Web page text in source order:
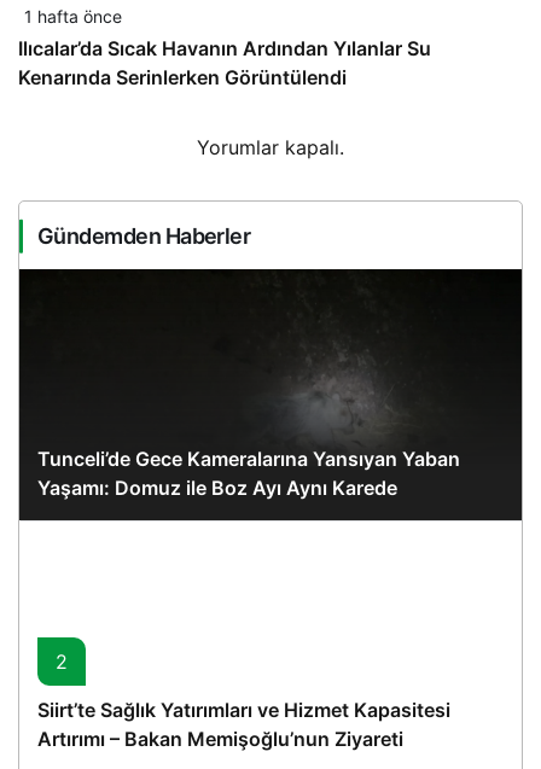
1 hafta önce
Ilıcalar’da Sıcak Havanın Ardından Yılanlar Su
Kenarında Serinlerken Görüntülendi
Yorumlar kapalı.
Gündemden Haberler
Tunceli’de Gece Kameralarına Yansıyan Yaban
Yaşamı: Domuz ile Boz Ayı Aynı Karede
2
Siirt’te Sağlık Yatırımları ve Hizmet Kapasitesi
Artırımı – Bakan Memişoğlu’nun Ziyareti